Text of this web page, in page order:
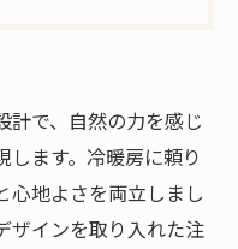
計で、自然の力を感じ
ます。冷暖房に頼り
心地よさを両立しまし
ザインを取り入れた注